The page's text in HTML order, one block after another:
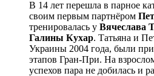
В 14 лет перешла в парное
своим первым партнёром
тренировалась у Вячеслава
Галины Кухар. Татьяна и
Украины 2004 года, были
этапов Гран-При. На
успехов пара не добилась и